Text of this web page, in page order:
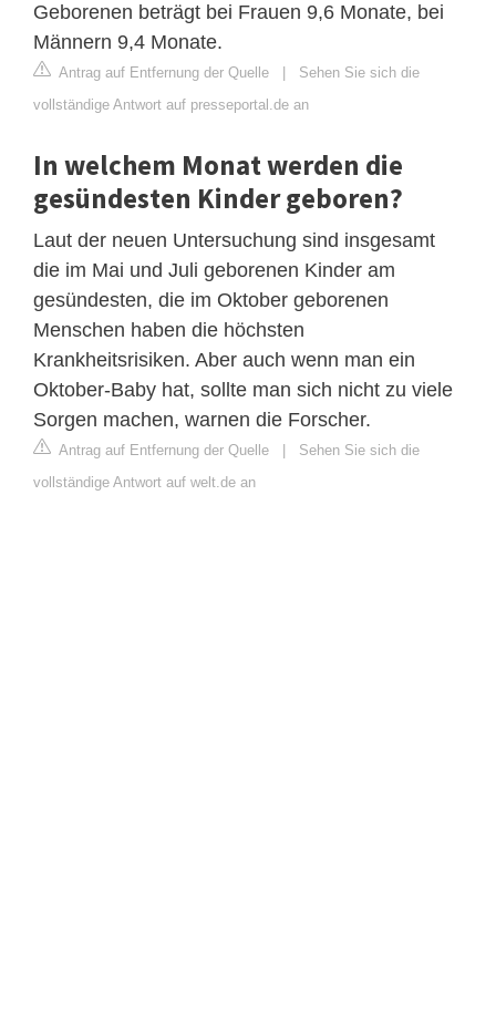
Geborenen beträgt bei Frauen 9,6 Monate, bei
Männern 9,4 Monate.
Antrag auf Entfernung der Quelle | Sehen Sie sich die
vollständige Antwort auf presseportal.de an
In welchem Monat werden die
gesündesten Kinder geboren?
Laut der neuen Untersuchung sind insgesamt
die im Mai und Juli geborenen Kinder am
gesündesten, die im Oktober geborenen
Menschen haben die höchsten
Krankheitsrisiken. Aber auch wenn man ein
Oktober-Baby hat, sollte man sich nicht zu viele
Sorgen machen, warnen die Forscher.
Antrag auf Entfernung der Quelle | Sehen Sie sich die
vollständige Antwort auf welt.de an